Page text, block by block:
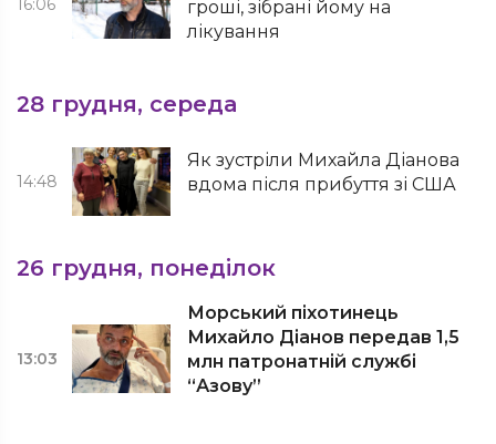
гроші, зібрані йому на
лікування
28 грудня, середа
14:48
Як зустріли Михайла Діанова
вдома після прибуття зі США
26 грудня, понеділок
13:03
Морський піхотинець
Михайло Діанов передав 1,5
млн патронатній службі
“Азову”